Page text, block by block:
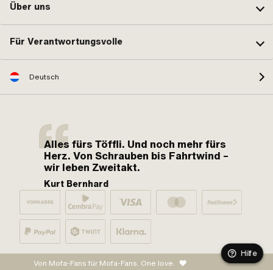
Über uns
Für Verantwortungsvolle
Deutsch
Alles fürs Töffli. Und noch mehr fürs
Herz. Von Schrauben bis Fahrtwind –
wir leben Zweitakt.
Kurt Bernhard
Von Mofa-Fans für Mofa-Fans. One love.
Hilfe